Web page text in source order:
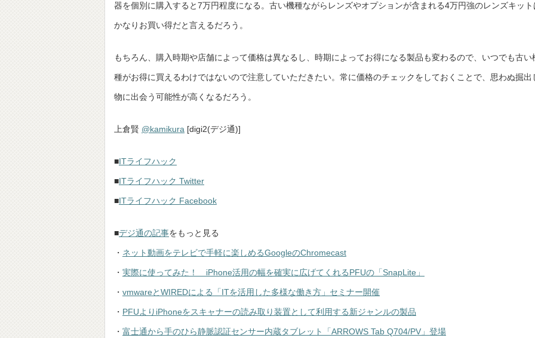
器を個別に購入すると7万円程度になる。古い機種ながらレンズやオプションが含まれる4万円強のレンズキット
かなりお買い得だと言えるだろう。
もちろん、購入時期や店舗によって価格は異なるし、時期によってお得になる製品も変わるので、いつでも古い
種がお得に買えるわけではないので注意していただきたい。常に価格のチェックをしておくことで、思わぬ掘出
物に出会う可能性が高くなるだろう。
上倉賢 @kamikura [digi2(デジ通)]
■ITライフハック
■ITライフハック Twitter
■ITライフハック Facebook
■デジ通の記事をもっと見る
・ ネット動画をテレビで手軽に楽しめるGoogleのChromecast
・ 実際に使ってみた！ iPhone活用の幅を確実に広げてくれるPFUの「SnapLite」
・ vmwareとWIREDによる「ITを活用した多様な働き方」セミナー開催
・ PFUよりiPhoneをスキャナーの読み取り装置として利用する新ジャンルの製品
・ 富士通から手のひら静脈認証センサー内蔵タブレット「ARROWS Tab Q704/PV」登場